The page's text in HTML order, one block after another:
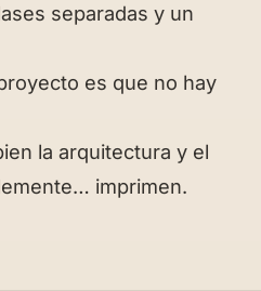
separadas y un
es que no hay
la arquitectura y el
imprimen.